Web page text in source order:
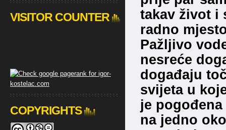
takav život i
radno
Pažljivo
nesreće
događaju
svijeta u
je
na jedno
VISITOR COUNTER
COPYRIGHTS